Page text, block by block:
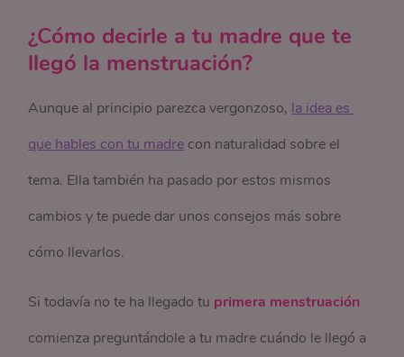
¿Cómo decirle a tu madre que te
llegó la menstruación?
Aunque al principio parezca vergonzoso, la idea es
que hables con tu madre con naturalidad sobre el
tema. Ella también ha pasado por estos mismos
cambios y te puede dar unos consejos más sobre
cómo llevarlos.
Si todavía no te ha llegado tu primera menstruación
comienza preguntándole a tu madre cuándo le llegó a